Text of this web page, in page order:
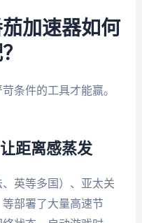
加速器如何
条件的工具才能赢。
距离感蒸发
英等多国）、亚太关
部署了大量高速节